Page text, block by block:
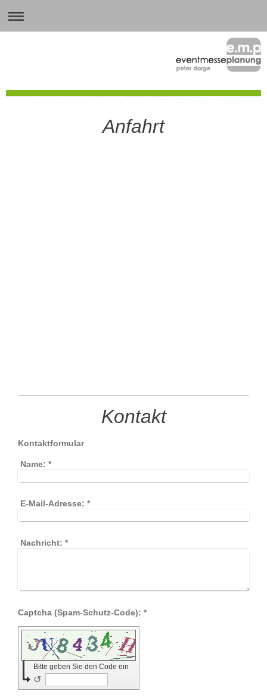
Anfahrt
Kontakt
Kontaktformular
Name: *
E-Mail-Adresse: *
Nachricht: *
Captcha (Spam-Schutz-Code): *
Bitte geben Sie den Code ein
↺